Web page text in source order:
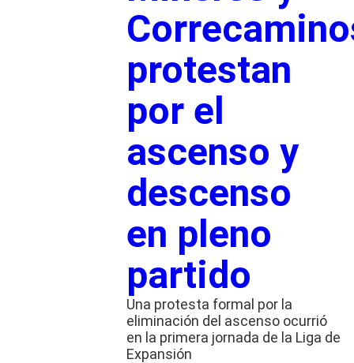
protestan
por el
ascenso y
descenso
en pleno
partido
Una protesta formal por la
eliminación del ascenso ocurrió
en la primera jornada de la Liga de
Expansión